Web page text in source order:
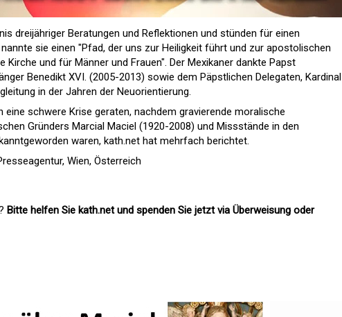
dreijähriger Beratungen und Reflektionen und stünden für einen
sie einen "Pfad, der uns zur Heiligkeit führt und zur apostolischen
Kirche und für Männer und Frauen". Der Mexikaner dankte Papst
Benedikt XVI. (2005-2013) sowie dem Päpstlichen Delegaten, Kardinal
in der Jahren der Neuorientierung.
eine schwere Krise geraten, nachdem gravierende moralische
Gründers Marcial Maciel (1920-2008) und Missstände in den
waren, kath.net hat mehrfach berichtet.
Wien, Österreich
Bitte helfen Sie kath.net und spenden Sie jetzt via Überweisung oder